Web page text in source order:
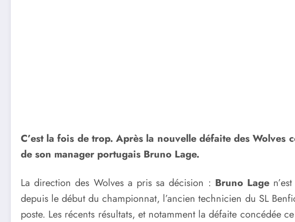
C’est la fois de trop. Après la nouvelle défaite des
de son manager portugais Bruno Lage.
La direction des Wolves a pris sa décision : Bruno Lage
depuis le début du championnat, l’ancien technicien du SL
poste. Les récents résultats, et notamment la défaite concédée